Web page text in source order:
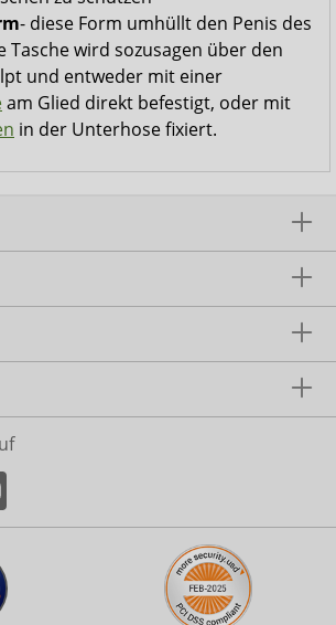
- diese Form umhüllt den Penis des
Tasche wird sozusagen über den
und entweder mit einer
am Glied direkt befestigt, oder mit
in der Unterhose fixiert.